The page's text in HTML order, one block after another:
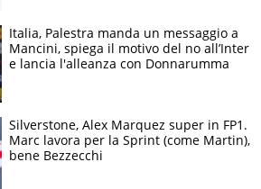
Italia, Palestra manda un messaggio a
Mancini, spiega il motivo del no all’Inter
e lancia l'alleanza con Donnarumma
Silverstone, Alex Marquez super in FP1.
Marc lavora per la Sprint (come Martin),
bene Bezzecchi